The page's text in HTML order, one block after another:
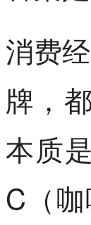
消费
牌，
本质
C（